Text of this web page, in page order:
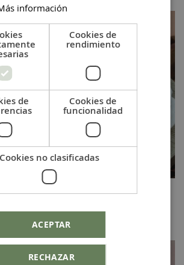
con anilla
información
Cookies de
rendimiento
de Cookies de
funcionalidad
Cookies no clasificadas
ACEPTAR
RECHAZAR